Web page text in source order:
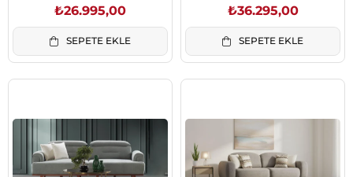
₺26.995,00
SEPETE EKLE
₺36.295,00
SEPETE EKLE